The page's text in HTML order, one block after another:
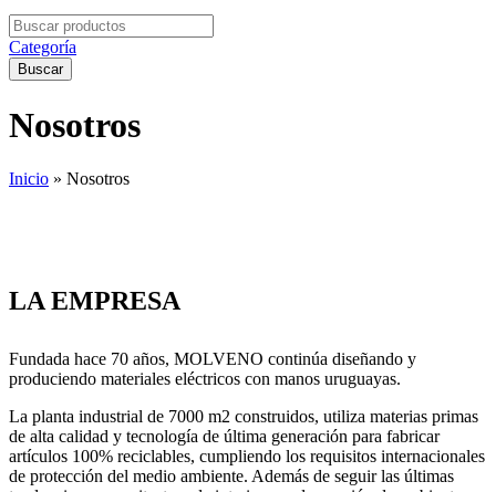
Search
for:
Categoría
Buscar
Nosotros
Inicio » Nosotros
LA EMPRESA
Fundada hace 70 años, MOLVENO continúa diseñando y
produciendo materiales eléctricos con manos uruguayas.
La planta industrial de 7000 m2 construidos, utiliza materias primas
de alta calidad y tecnología de última generación para fabricar
artículos 100% reciclables, cumpliendo los requisitos internacionales
de protección del medio ambiente. Además de seguir las últimas